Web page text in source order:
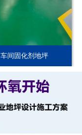
车间固化剂地坪